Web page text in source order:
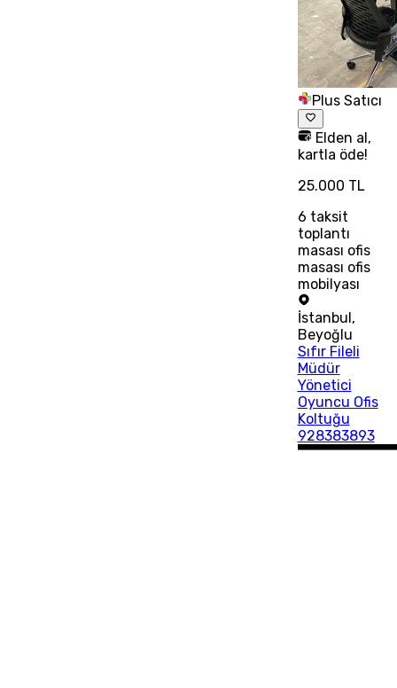
Plus Satıcı
Elden al,
kartla öde!
25.000 TL
6 taksit
toplantı
masası ofis
masası ofis
mobilyası
İstanbul,
Beyoğlu
Sıfır Fileli
Müdür
Yönetici
Oyuncu Ofis
Koltuğu
928383893